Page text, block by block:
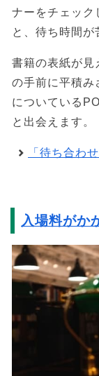
ナーをチェック
と、待ち時間が
書籍の表紙が見
の手前に平積み
についている
と出会えます。
「待ち合わ
入場料がか